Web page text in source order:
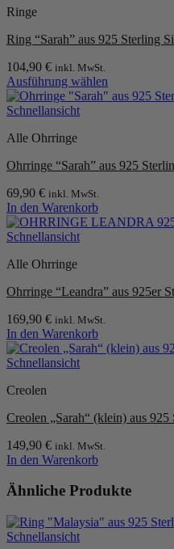
mehrere
auf.
Optionen
können
auf
der
gewählt
werden
Ringe
Ring “Sarah” aus 925 Sterling
104,90 € inkl. MwSt.
Ausführung wählen
Dieses
Produkt
mehrere
auf.
Optionen
können
auf
der
gewählt
werden
Schnellansicht
Alle Ohrringe
Ohrringe “Sarah” aus 925
69,90 € inkl. MwSt.
In den Warenkorb
Schnellansicht
Alle Ohrringe
Ohrringe “Leandra” aus 925er
169,90 € inkl. MwSt.
In den Warenkorb
Schnellansicht
Creolen
Creolen „Sarah“ (klein) aus
149,90 € inkl. MwSt.
In den Warenkorb
Ähnliche Produkte
Schnellansicht